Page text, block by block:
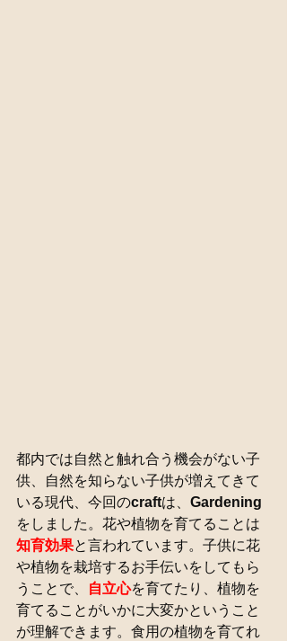
都内では自然と触れ合う機会がない子
供、自然を知らない子供が増えてきて
いる現代、今回のcraftは、 Gardening
をしました。花や植物を育てることは
知育効果と言われています。子供に花
や植物を栽培するお手伝いをしてもら
うことで、
自立心を育てたり、植物を
育てることがいかに大変かということ
が理解できます。食用の植物を育てれ